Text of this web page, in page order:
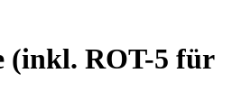
(inkl. ROT-5 für